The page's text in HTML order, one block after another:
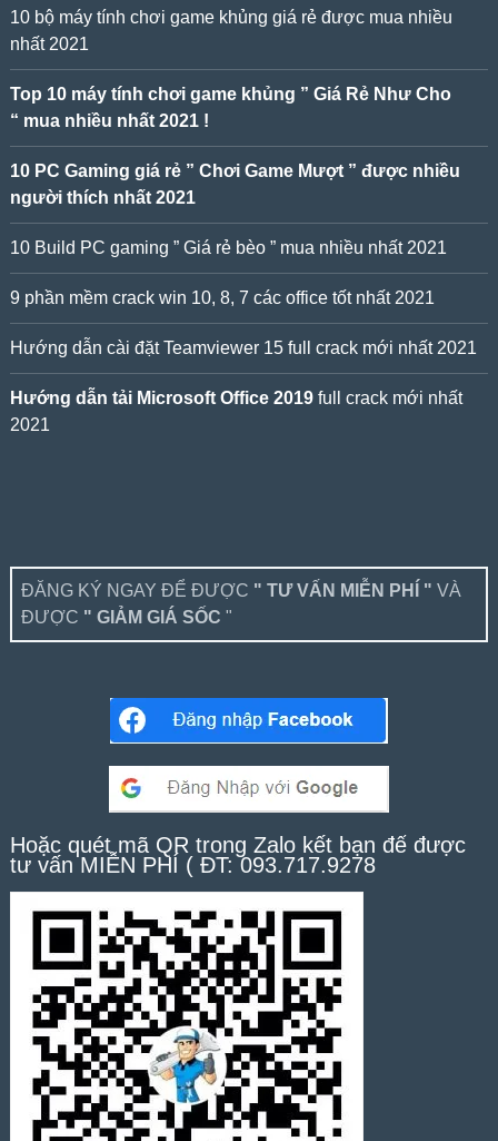
10 bộ máy tính chơi game khủng giá rẻ được mua nhiều
nhất 2021
Top 10 máy tính chơi game khủng ” Giá Rẻ Như Cho
“ mua nhiều nhất 2021 !
10 PC Gaming giá rẻ ” Chơi Game Mượt ” được nhiều
người thích nhất 2021
10 Build PC gaming ” Giá rẻ bèo ” mua nhiều nhất 2021
9 phần mềm crack win 10, 8, 7 các office tốt nhất 2021
Hướng dẫn cài đặt Teamviewer 15 full crack mới nhất 2021
Hướng dẫn tải Microsoft Office 2019full crack mới nhất
2021
ĐĂNG KÝ NGAY ĐỂ ĐƯỢC " TƯ VẤN MIỄN PHÍ " VÀ
ĐƯỢC " GIẢM GIÁ SỐC "
Hoặc quét mã QR trong Zalo kết bạn để được
tư vấn MIỄN PHÍ ( ĐT: 093.717.9278